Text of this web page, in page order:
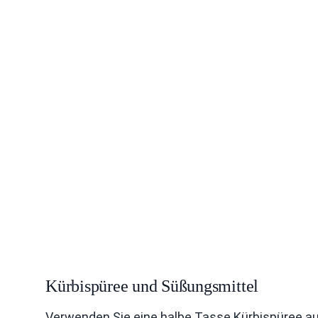
Kürbispüree und Süßungsmittel